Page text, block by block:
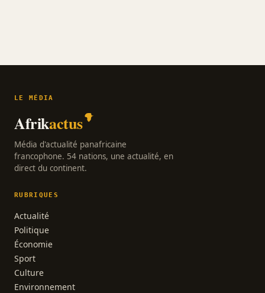
LE MÉDIA
Afrikactus
Média d'actualité panafricaine
francophone. 54 nations, une actualité, en
direct du continent.
RUBRIQUES
Actualité
Politique
Économie
Sport
Culture
Environnement